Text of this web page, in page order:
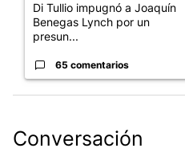
Di Tullio impugnó a Joaquín
Benegas Lynch por un
presun...
65 comentarios
Conversación